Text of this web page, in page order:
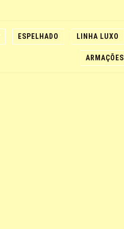
ESPELHADO LINHA LUXO
ARMAÇÕES